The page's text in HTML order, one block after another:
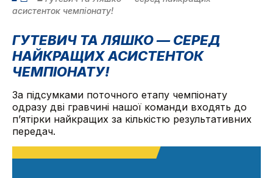
асистенток чемпіонату!
ГУТЕВИЧ ТА ЛЯШКО — СЕРЕД
НАЙКРАЩИХ АСИСТЕНТОК
ЧЕМПІОНАТУ!
За підсумками поточного етапу чемпіонату
одразу дві гравчині нашої команди входять до
п’ятірки найкращих за кількістю результативних
передач.